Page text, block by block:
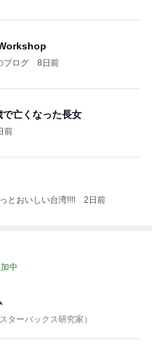
ブログ 8日前
亡くなった長女
前
とおいしい台湾!!!! 2日前
中
ターバックス研究家）